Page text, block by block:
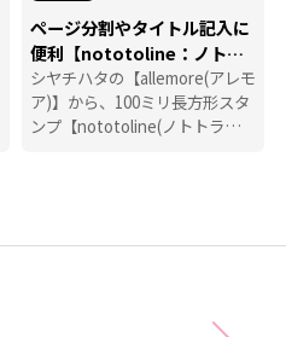
ページ分割やタイトル記入に
便利【nototoline：ノトト
ライン】
シヤチハタの【allemore(アレモ
ア)】から、100ミリ長方形スタ
ンプ【nototoline(ノトトライ